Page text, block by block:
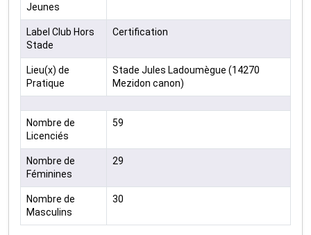
Jeunes
Label Club Hors
Stade
Certification
Lieu(x) de
Pratique
Stade Jules Ladoumègue (14270
Mezidon canon)
Nombre de
Licenciés
59
Nombre de
Féminines
29
Nombre de
Masculins
30